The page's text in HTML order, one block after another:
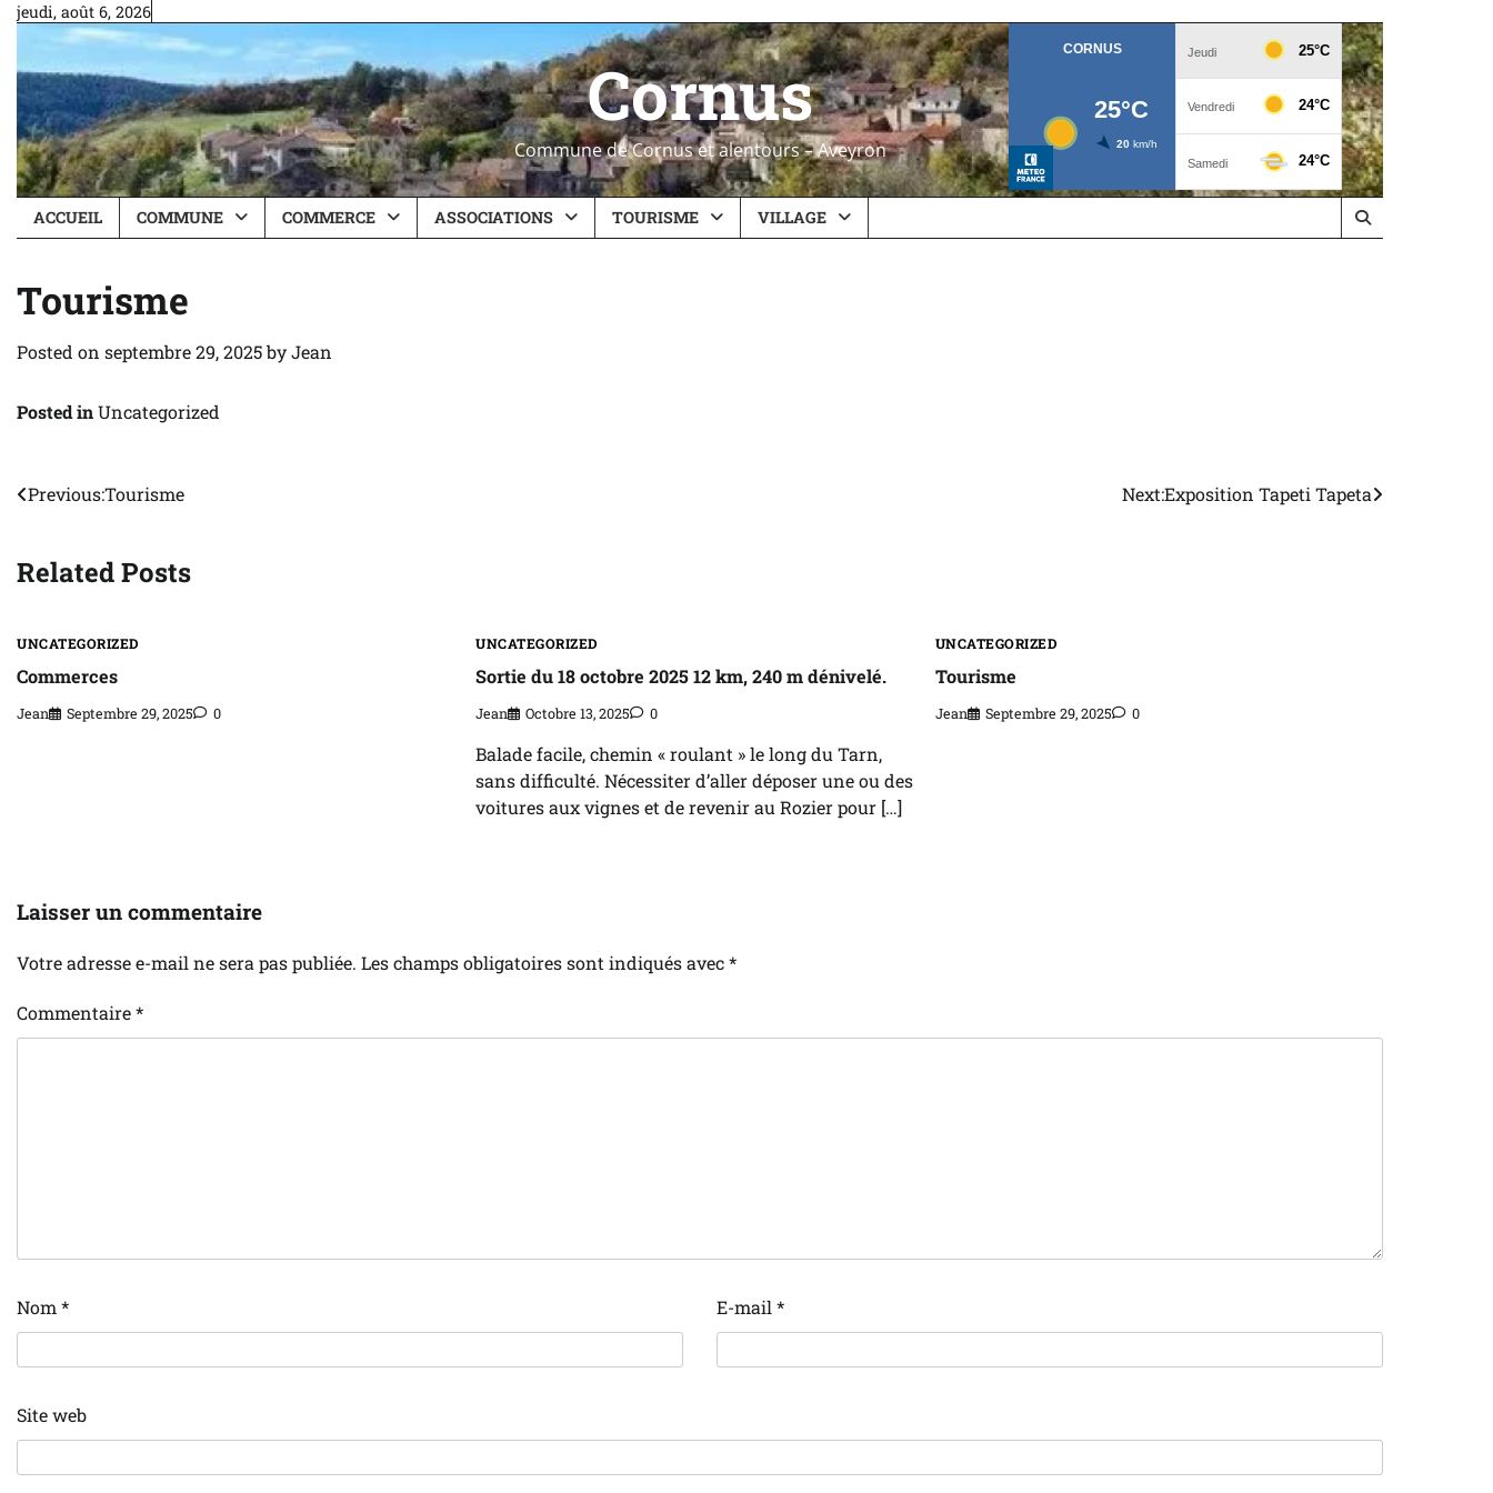
Skip
content
jeudi, août 6, 2026
Cornus
Commune de Cornus et alentours – Aveyron
ACCUEIL COMMUNE COMMERCE ASSOCIATIONS TOURISME VILLAGE
Tourisme
Posted on septembre 29, 2025byJean
Posted inUncategorized
Navigation
l’article
Previous:Tourisme Next:Exposition Tapeti Tapeta
Related Posts
UNCATEGORIZED
Commerces
Jean Septembre 29, 2025 0
UNCATEGORIZED
Sortie du 18 octobre 2025 12 km, 240 m dénivelé.
Jean Octobre 13, 2025 0
Balade facile, chemin « roulant » le long du Tarn,
sans difficulté. Nécessiter d’aller déposer une ou des
voitures aux vignes et de revenir au Rozier pour […]
UNCATEGORIZED
Tourisme
Jean Septembre 29, 2025 0
Laisser un commentaire
Votre adresse e-mail ne sera pas publiée. Les champs obligatoires sont indiqués avec*
Commentaire*
Nom * E-mail *
Site web